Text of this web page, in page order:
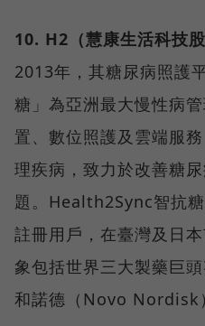
10. H2（慧康生活科技股
2013年，其糖尿病照護
糖」為亞洲最大慢性病
置、數位照護及雲端服
理疾病，致力於改善糖
題。Health2Sync智抗
註冊用戶，在臺灣及日
象包括世界三大製藥巨
和諾德（Novo Nordisk